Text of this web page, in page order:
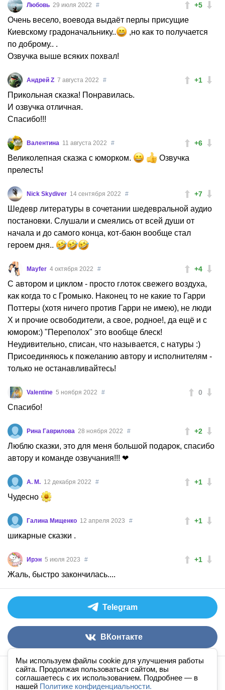
Мы используем файлы cookie для улучшения работы
сайта. Продолжая пользоваться сайтом, вы
соглашаетесь с их использованием. Подробнее — в
нашей Политике конфиденциальности.
+5
Любовь 29 июля 2022 #
Очень весело, воевода выдаёт перлы присущие
Киевскому градоначальнику..
,но как то получается
по доброму.. .
Озвучка выше всяких похвал!
+1
Андрей Z 7 августа 2022 #
Прикольная сказка! Понравилась.
И озвучка отличная.
Спасибо!!!
+6
Валентина 11 августа 2022 #
Великолепная сказка с юморком.
Озвучка
прелесть!
+7
Nick Skydiver 14 сентября 2022 #
Шедевр литературы в сочетании шедевральной аудио
постановки. Слушали и смеялись от всей души от
начала и до самого конца, кот-баюн вообще стал
героем дня..
+4
Mayfer 4 октября 2022 #
С автором и циклом - просто глоток свежего воздуха,
как когда то с Громыко. Наконец то не какие то Гарри
Поттеры (хотя ничего против Гарри не имею), не люди
Х и прочие освободители, а свое, родное!, да ещё и с
юмором:) "Переполох" это вообще блеск!
Неудивительно, списан, что называется, с натуры :)
Присоединяюсь к пожеланию автору и исполнителям -
только не останавливайтесь!
0
Valentine 5 ноября 2022 #
Спасибо!
+2
Рина Гаврилова 28 ноября 2022 #
Люблю сказки, это для меня большой подарок, спасибо
автору и команде озвучания!!! ❤
+1
А. М. 12 декабря 2022 #
Чудесно
+1
Галина Мищенко 12 апреля 2023 #
шикарные сказки .
+1
Ирэн 5 июля 2023 #
Жаль, быстро закончилась....
Telegram
ВКонтакте
Аудиокниги слушать онлайн книгав ухе
По всем вопросам:admin@knigavuhe.ru